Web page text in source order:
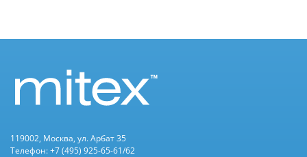
119002, Москва, ул. Арбат 35
Телефон: +7 (495) 925-65-61/62